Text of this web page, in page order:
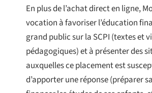
En plus de l’achat direct en ligne,
vocation à favoriser l’éducation
grand public sur la SCPI (textes et
pédagogiques) et à présenter des
auxquelles ce placement est
d’apporter une réponse (préparer